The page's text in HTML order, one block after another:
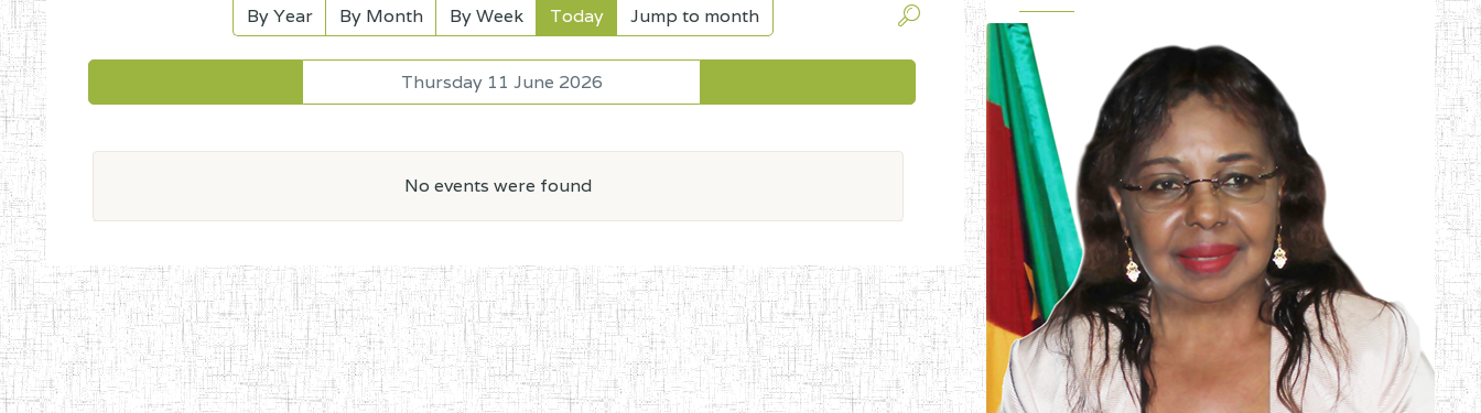
By Year By Month By Week Today Jump to month
Thursday 11 June 2026
No events were found